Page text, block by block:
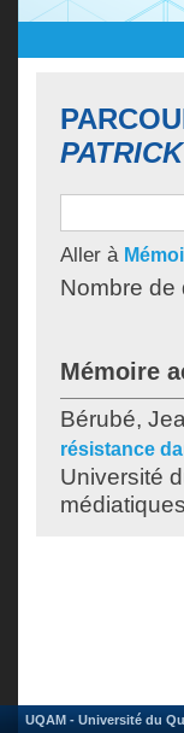
PATRICK
Aller à
Nombre de
Mémoire
Bérubé,
résistance
Université
UQAM - Université du